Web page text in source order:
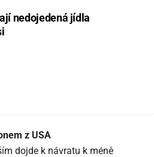
nedojedená jídla
z USA
dojde k návratu k méně